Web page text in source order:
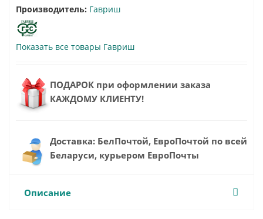
Производитель: Гавриш
Показать все товары Гавриш
ПОДАРОК при оформлении заказа
КАЖДОМУ КЛИЕНТУ!
Доставка: БелПочтой, ЕвроПочтой по всей
Беларуси, курьером ЕвроПочты
Описание